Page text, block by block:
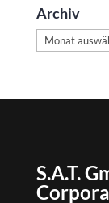
Archiv
Archiv
S.A.T.